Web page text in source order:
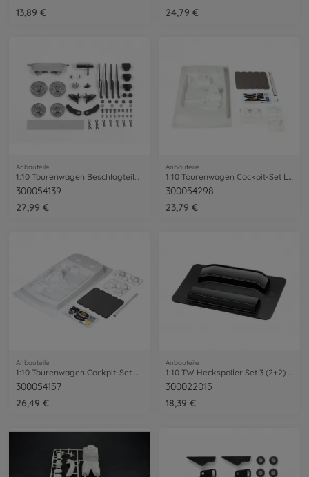
13,89 €
24,79 €
Anbauteile
1:10 Tourenwagen Beschlagteile-Satz
300054139
27,99 €
Anbauteile
1:10 Tourenwagen Cockpit-Set Linkslenker
300054298
23,79 €
Anbauteile
300054157
26,49 €
Anbauteile
300022015
18,39 €